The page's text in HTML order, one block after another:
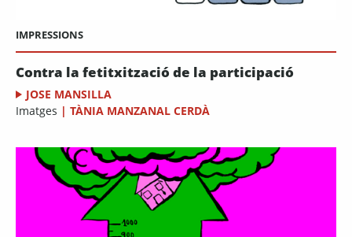
IMPRESSIONS
Contra la fetitxització de la participació
JOSE MANSILLA
Imatges | TÀNIA MANZANAL CERDÀ